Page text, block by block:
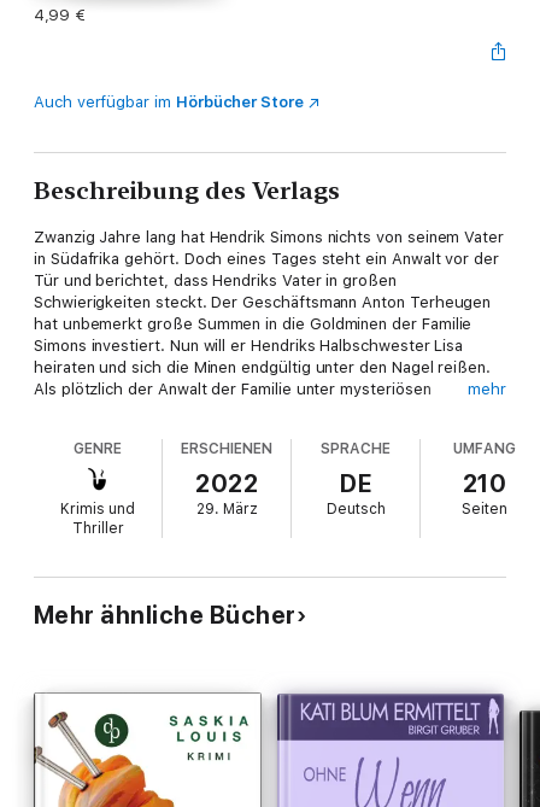
4,99 €
Auch verfügbar im Hörbücher Store
Beschreibung des Verlags
Zwanzig Jahre lang hat Hendrik Simons nichts von seinem Vater
in Südafrika gehört. Doch eines Tages steht ein Anwalt vor der
Tür und berichtet, dass Hendriks Vater in großen
Schwierigkeiten steckt. Der Geschäftsmann Anton Terheugen
hat unbemerkt große Summen in die Goldminen der Familie
Simons investiert. Nun will er Hendriks Halbschwester Lisa
heiraten und sich die Minen endgültig unter den Nagel reißen.
Als plötzlich der Anwalt der Familie unter mysteriösen
aufzunehmen - ohne zu ahnen, dass er in eine tödliche Falle
getappt ist...
Die Kriminalromane von SPIEGEL-Bestsellerautorin Rebecca
Gablé bei beTHRILLED in der richtigen Reihenfolge (jeder Krimi
Jagdfieber
Die Farben des Chamäleons
eBooks von beTHRILLED - mörderisch gute Unterhaltung.
mehr
GENRE
Krimis und
Thriller
ERSCHIENEN
2022
29. März
SPRACHE
DE
Deutsch
UMFANG
210
Seiten
Mehr ähnliche Bücher